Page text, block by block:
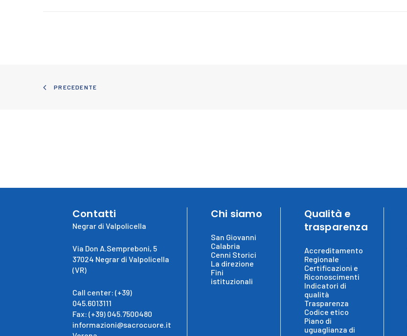
PRECEDENTE
Contatti
Negrar di Valpolicella
Via Don A.Sempreboni, 5
37024 Negrar di Valpolicella
(VR)
Call center: (+39)
045.6013111
Fax: (+39) 045.7500480
informazioni@sacrocuore.it
Chi siamo
San Giovanni
Calabria
Cenni Storici
La direzione
Fini
istituzionali
Qualità e
trasparenza
Accreditamento
Regionale
Certificazioni e
Riconoscimenti
Indicatori di
qualità
Trasparenza
Codice etico
Piano di
uguaglianza di